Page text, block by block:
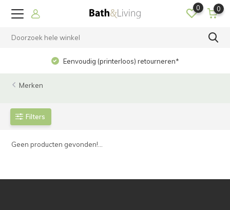
0 0
Eenvoudig (printerloos) retourneren*
Merken
Filters
Geen producten gevonden!...